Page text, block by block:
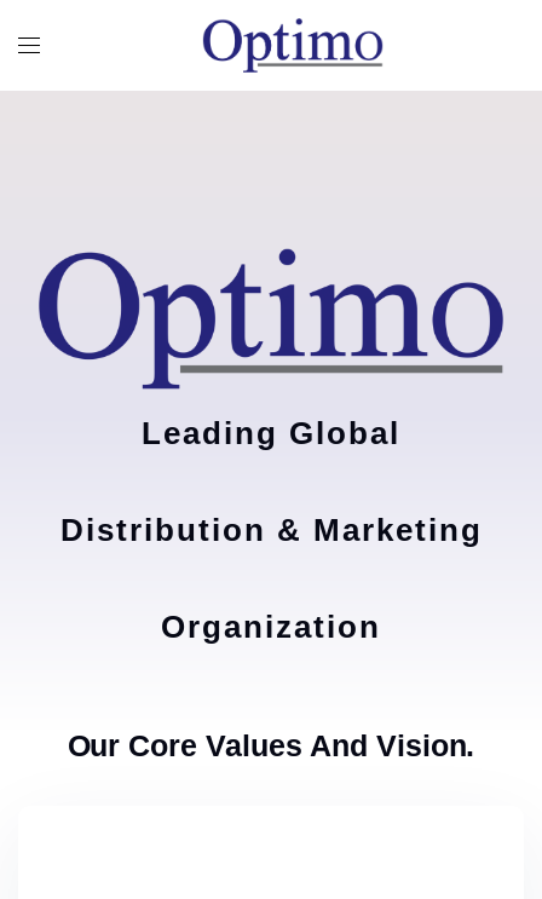
Leading Global
Distribution & Marketing
Organization
Our Core Values And Vision.